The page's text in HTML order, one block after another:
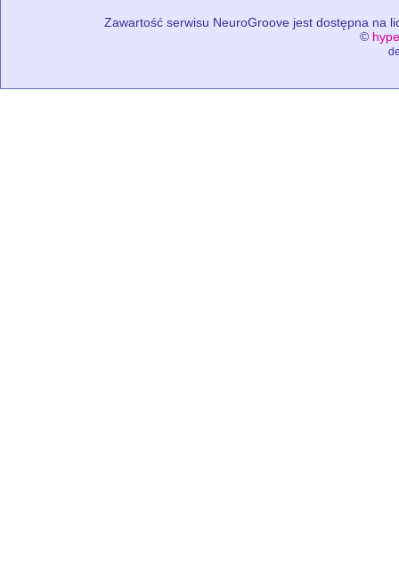
Zawartość serwisu NeuroGroove jest dostępna na
©